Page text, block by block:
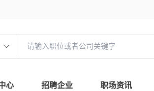
心 招聘企业 职场资讯